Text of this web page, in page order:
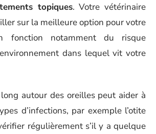
topiques. Votre vétérinaire
sur la meilleure option pour votre
fonction notamment du risque
dans lequel vit votre
autour des oreilles peut aider à
d’infections, par exemple l’otite
régulièrement s’il y a quelque